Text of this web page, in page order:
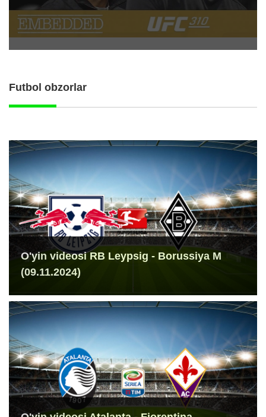
Futbol obzorlar
O'yin videosi RB Leypsig - Borussiya M
(09.11.2024)